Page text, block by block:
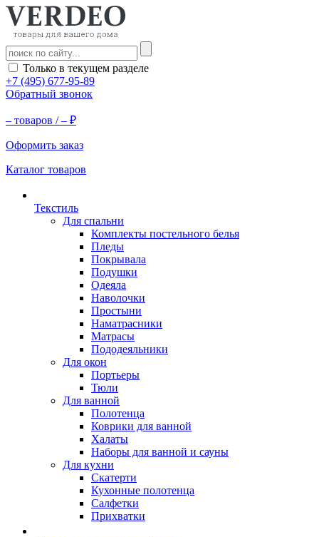
Только в текущем разделе
+7 (495) 677-95-89
Обратный звонок
– товаров /– ₽
Оформить заказ
Каталог товаров
Текстиль
Для спальни
Комплекты постельного белья
Пледы
Покрывала
Подушки
Одеяла
Наволочки
Простыни
Наматрасники
Матрасы
Пододеяльники
Для окон
Портьеры
Тюли
Для ванной
Полотенца
Коврики для ванной
Халаты
Наборы для ванной и сауны
Для кухни
Скатерти
Кухонные полотенца
Салфетки
Прихватки